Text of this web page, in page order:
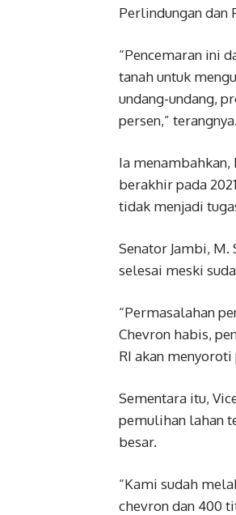
Perlindungan dan
“Pencemaran ini
tanah untuk
undang-undang,
persen,” terangnya.
Ia menambahkan,
berakhir pada
tidak menjadi
Senator Jambi,
selesai meski
“Permasalahan
Chevron habis,
RI akan
Sementara itu,
pemulihan lahan
besar.
“Kami sudah
chevron dan 400